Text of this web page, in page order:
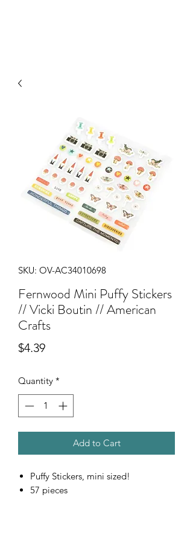
SKU: OV-AC34010698
Fernwood Mini Puffy Stickers
// Vicki Boutin // American
Crafts
$4.39Price
Quantity *
Add to Cart
Puffy Stickers, mini sized!
57 pieces